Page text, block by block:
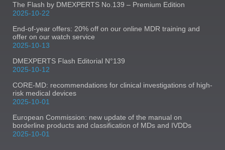
The Flash by DMEXPERTS No.139 – Premium Edition
2025-10-22
End-of-year offers: 20% off on our online MDR training and
offer on our watch service
2025-10-13
DMEXPERTS Flash Editorial N°139
2025-10-12
CORE-MD: recommendations for clinical investigations of high-
risk medical devices
2025-10-01
European Commission: new update of the manual on
borderline products and classification of MDs and IVDDs
2025-10-01